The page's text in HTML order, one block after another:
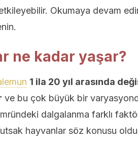
Okumaya devam
ne kadar yaşar?
1 ila 20 yıl arasında
ve bu çok büyük bir
dalgalanma farklı
hayvanlar söz konusu